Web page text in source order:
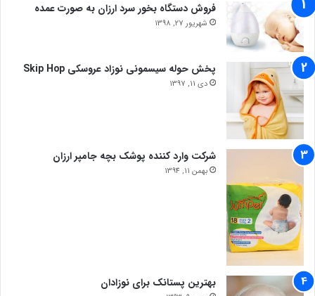
فروش دستگاه بخور سرد ارزان به صورت عمده
شهریور 27, 1398
پخش حوله سیسمونی نوزاد عروسکی Skip Hop
دی 11, 1397
شرکت وارد کننده پوشک بچه جامپر ارزان
بهمن 11, 1394
بهترین پستانک برای نوزادان